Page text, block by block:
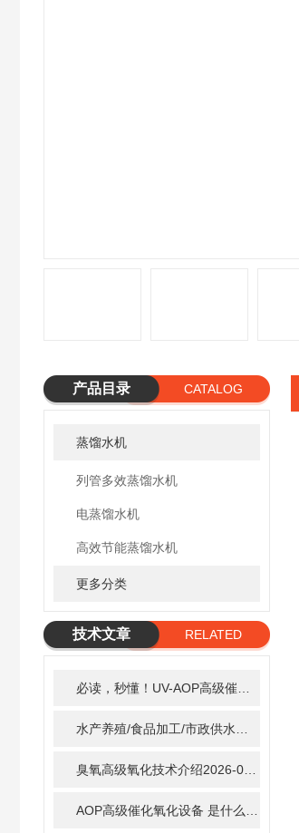
产品目录 CATALOG
蒸馏水机
列管多效蒸馏水机
电蒸馏水机
高效节能蒸馏水机
更多分类
技术文章
RELATED
臭氧高级氧化技术介绍2026-02-27